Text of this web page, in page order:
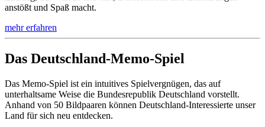
anstößt und Spaß macht.
mehr erfahren
Das Deutschland-Memo-Spiel
Das Memo-Spiel ist ein intuitives Spielvergnügen, das auf
unterhaltsame Weise die Bundesrepublik Deutschland vorstellt.
Anhand von 50 Bildpaaren können Deutschland-Interessierte unser
Land für sich neu entdecken.